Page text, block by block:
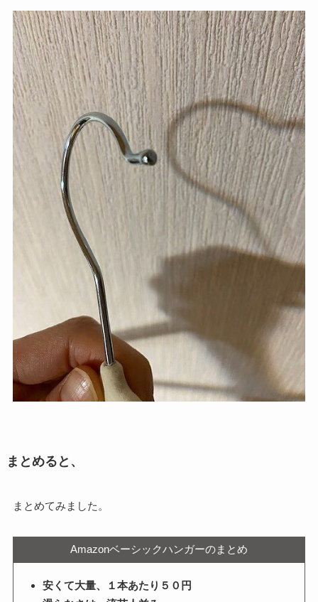
まとめると、
まとめてみました。
Amazonベーシックハンガーのまとめ
安くて大量、１本あたり５０円